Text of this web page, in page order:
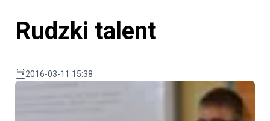
Rudzki talent
2016-03-11 15:38